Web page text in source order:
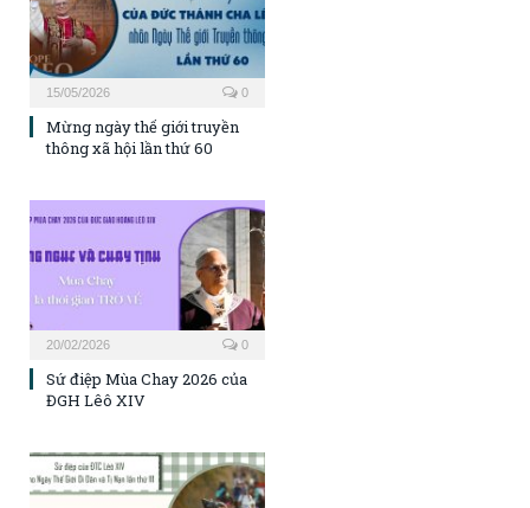
15/05/2026 0
Mừng ngày thế giới truyền
thông xã hội lần thứ 60
20/02/2026 0
Sứ điệp Mùa Chay 2026 của
ĐGH Lêô XIV